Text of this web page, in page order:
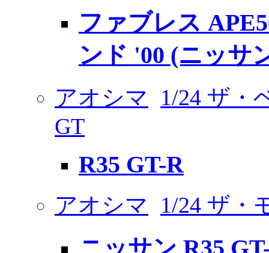
ファブレス
ンド '00 (ニッサ
アオシマ
1/24 ザ・
GT
R35 GT-R
アオシマ 1/24 ザ・